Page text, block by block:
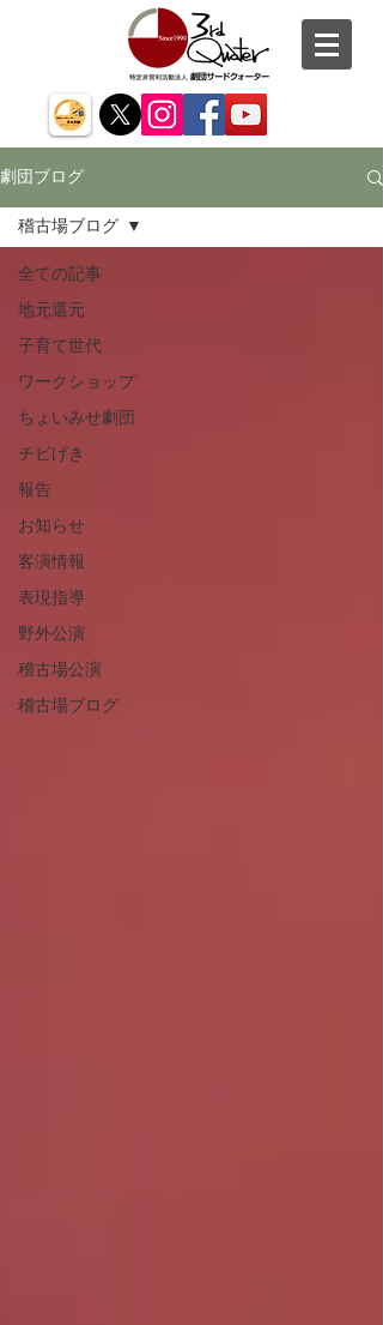
劇団ブログ
全ての記事
地元還元
子育て世代
ワークショップ
ちょいみせ劇団
チビげき
報告
お知らせ
客演情報
表現指導
野外公演
稽古場公演
稽古場ブログ
稽古場ブログ